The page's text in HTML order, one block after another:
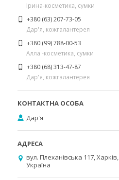
Ірина-косметика, сумки
+380 (63) 207-73-05
Дар'я, кожгалантерея
+380 (99) 788-00-53
Алла -косметика, сумки
+380 (68) 313-47-87
Дар'я, кожгалантерея
Дар'я
вул. Плеханівська 117, Харків,
Україна